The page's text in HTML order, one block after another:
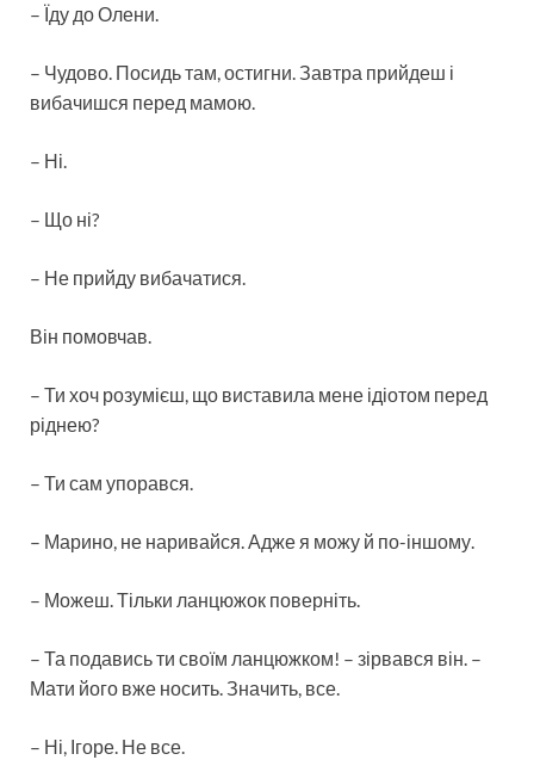
– Їду до Олени.
– Чудово. Посидь там, остигни. Завтра прийдеш і
вибачишся перед мамою.
– Ні.
– Що ні?
– Не прийду вибачатися.
Він помовчав.
– Ти хоч розумієш, що виставила мене ідіотом перед
ріднею?
– Ти сам упорався.
– Марино, не наривайся. Адже я можу й по-іншому.
– Можеш. Тільки ланцюжок поверніть.
– Та подавись ти своїм ланцюжком! – зірвався він. –
Мати його вже носить. Значить, все.
– Ні, Ігоре. Не все.